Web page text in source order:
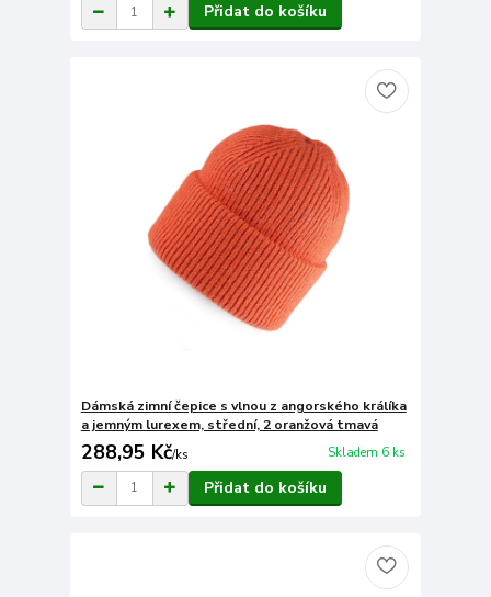
Přidat do košíku
Dámská zimní čepice s vlnou z angorského králíka
a jemným lurexem, střední, 2 oranžová tmavá
288,95 Kč/ks Skladem 6 ks
Přidat do košíku